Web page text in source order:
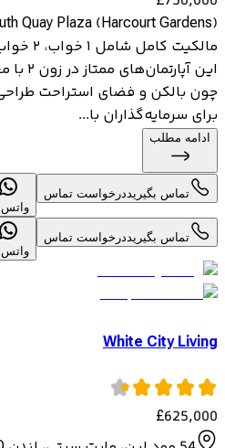
این
چون بالکن و فضای استراحت
برای سرمایه‌گذاران با...
ادامه مطلب
تماس بگیرید درخواست تماس
تماس بگیرید درخواست تماس
White City Living
£625,000